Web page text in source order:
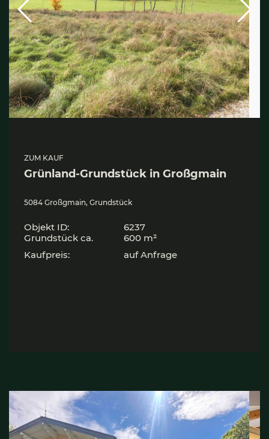
ZUM KAUF
Grün­land-Grund­stück in Groß­gmain
5084 Großgmain, Grundstück
Objekt ID:
6237
Grund­stück ca.
600 m²
Kaufpreis:
auf Anfrage